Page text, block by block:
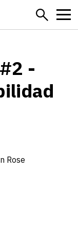
-
Rose